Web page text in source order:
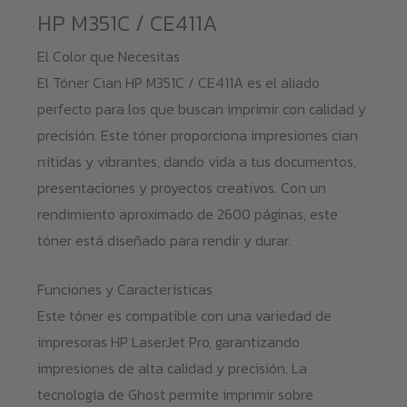
HP M351C / CE411A
El Color que Necesitas
El Tóner Cian HP M351C / CE411A es el aliado
perfecto para los que buscan imprimir con calidad y
precisión. Este tóner proporciona impresiones cian
nítidas y vibrantes, dando vida a tus documentos,
presentaciones y proyectos creativos. Con un
rendimiento aproximado de 2600 páginas, este
tóner está diseñado para rendir y durar.
Funciones y Características
Este tóner es compatible con una variedad de
impresoras HP LaserJet Pro, garantizando
impresiones de alta calidad y precisión. La
tecnología de Ghost permite imprimir sobre